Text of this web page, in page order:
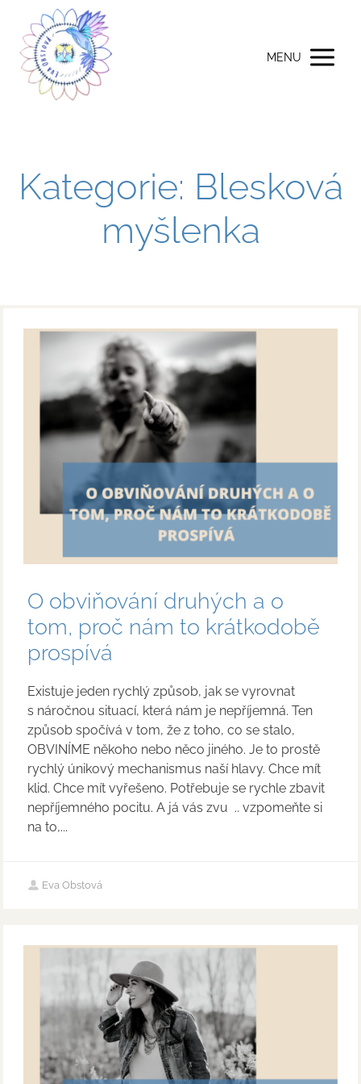
MENU
Kategorie: Blesková
myšlenka
O obviňování druhých a o
tom, proč nám to krátkodobě
prospívá
Existuje jeden rychlý způsob, jak se vyrovnat
s náročnou situací, která nám je nepříjemná. Ten
způsob spočívá v tom, že z toho, co se stalo,
OBVINÍME někoho nebo něco jiného. Je to prostě
rychlý únikový mechanismus naší hlavy. Chce mít
klid. Chce mít vyřešeno. Potřebuje se rychle zbavit
nepříjemného pocitu. A já vás zvu .. vzpomeňte si
na to,...
Eva Obstová